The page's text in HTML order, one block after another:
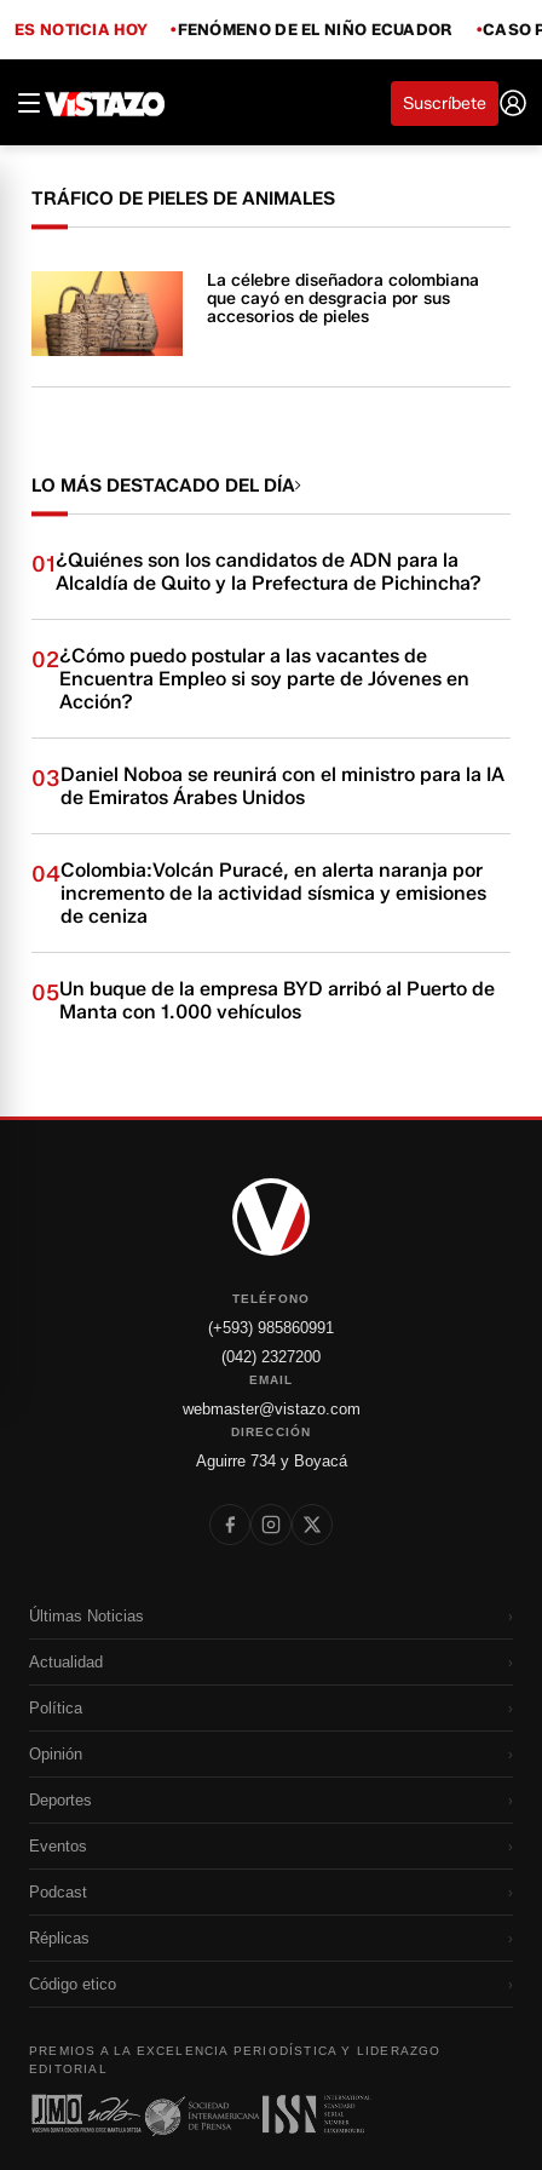
ES NOTICIA HOY FENÓMENO DE EL NIÑO ECUADOR CASO
Suscríbete
TRÁFICO DE PIELES DE ANIMALES
La célebre diseñadora colombiana
que cayó en desgracia por sus
accesorios de pieles
LO MÁS DESTACADO DEL DÍA
01¿Quiénes son los candidatos de ADN para la
Alcaldía de Quito y la Prefectura de Pichincha?
02¿Cómo puedo postular a las vacantes de
Encuentra Empleo si soy parte de Jóvenes en
Acción?
03Daniel Noboa se reunirá con el ministro para la IA
de Emiratos Árabes Unidos
04Colombia:Volcán Puracé, en alerta naranja por
incremento de la actividad sísmica y emisiones
de ceniza
05Un buque de la empresa BYD arribó al Puerto de
Manta con 1.000 vehículos
TELÉFONO
(+593) 985860991
(042) 2327200
EMAIL
webmaster@vistazo.com
DIRECCIÓN
Aguirre 734 y Boyacá
Últimas Noticias ›
Actualidad ›
Política ›
Opinión ›
Deportes ›
Eventos ›
Podcast ›
Réplicas ›
Código etico ›
PREMIOS A LA EXCELENCIA PERIODÍSTICA Y LIDERAZGO
EDITORIAL